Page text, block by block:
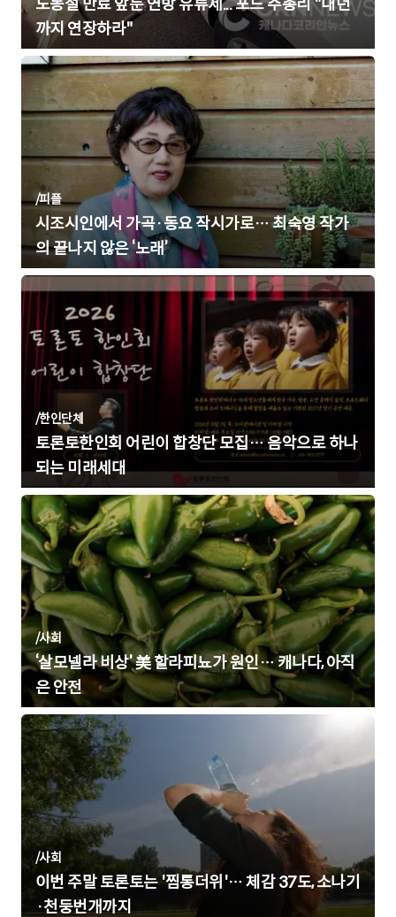
노동절 만료 앞둔 연방 유류세... 포드 주총리 "내년
까지 연장하라"
/피플
시조시인에서 가곡·동요 작시가로… 최숙영 작가
의 끝나지 않은 ‘노래’
/한인단체
토론토한인회 어린이 합창단 모집… 음악으로 하나
되는 미래세대
/사회
‘살모넬라 비상’ 美 할라피뇨가 원인… 캐나다, 아직
은 안전
/사회
이번 주말 토론토는 '찜통더위'… 체감 37도, 소나기
·천둥번개까지